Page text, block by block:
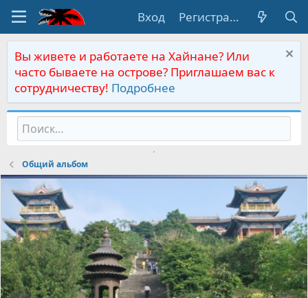
Вход Регистрация
Вы живете и работаете на Хайнане? Или
часто бываете на острове? Приглашаем вас к
сотрудничеству! Подробнее
Общий альбом